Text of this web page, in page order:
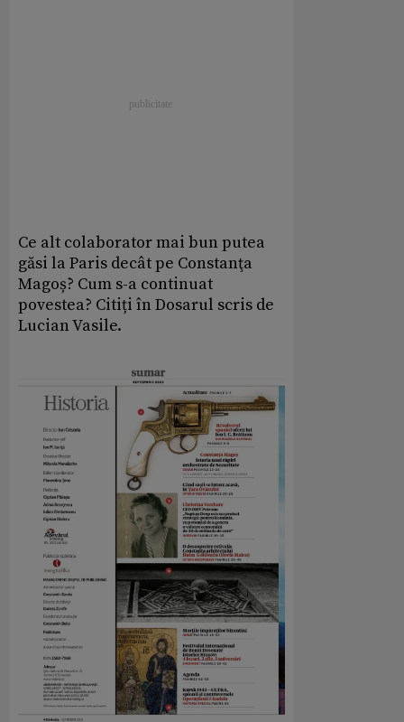
Ce alt colaborator mai bun putea
găsi la Paris decât pe Constanţa
Magoș? Cum s-a continuat
povestea? Citiți în Dosarul scris de
Lucian Vasile.